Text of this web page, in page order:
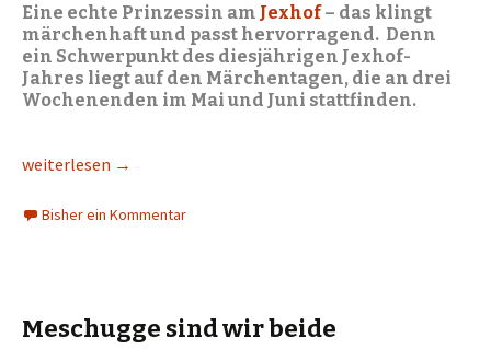
Eine echte Prinzessin am Jexhof– das klingt
märchenhaft und passt hervorragend. Denn
ein Schwerpunkt des diesjährigen Jexhof-
Jahres liegt auf den Märchentagen, die an drei
Wochenenden im Mai und Juni stattfinden.
Prinzessin Dr. Auguste von Bayern eröffnet die Jexhof-Saison
weiterlesen →
Bisher ein Kommentar
Meschugge sind wir beide